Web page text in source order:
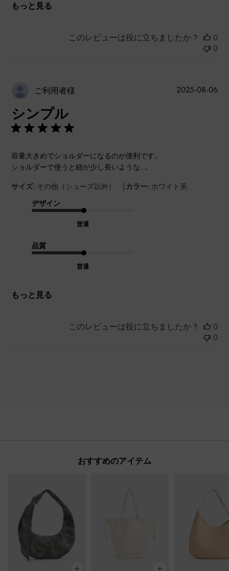
もっと見る
このレビューは役に立ちましたか？
0
0
ご利用者様
シンプル
容量大きめでショルダーになるのが便利です。
ショルダーで使うと紐が少し長いような…。
サイズ: その他（シューズ以外） | カラー: ホワイト系
デザイン
普通
品質
普通
もっと見る
公
2025-08-06
このレビューは役に立ちましたか？
0
0
おすすめのアイテム